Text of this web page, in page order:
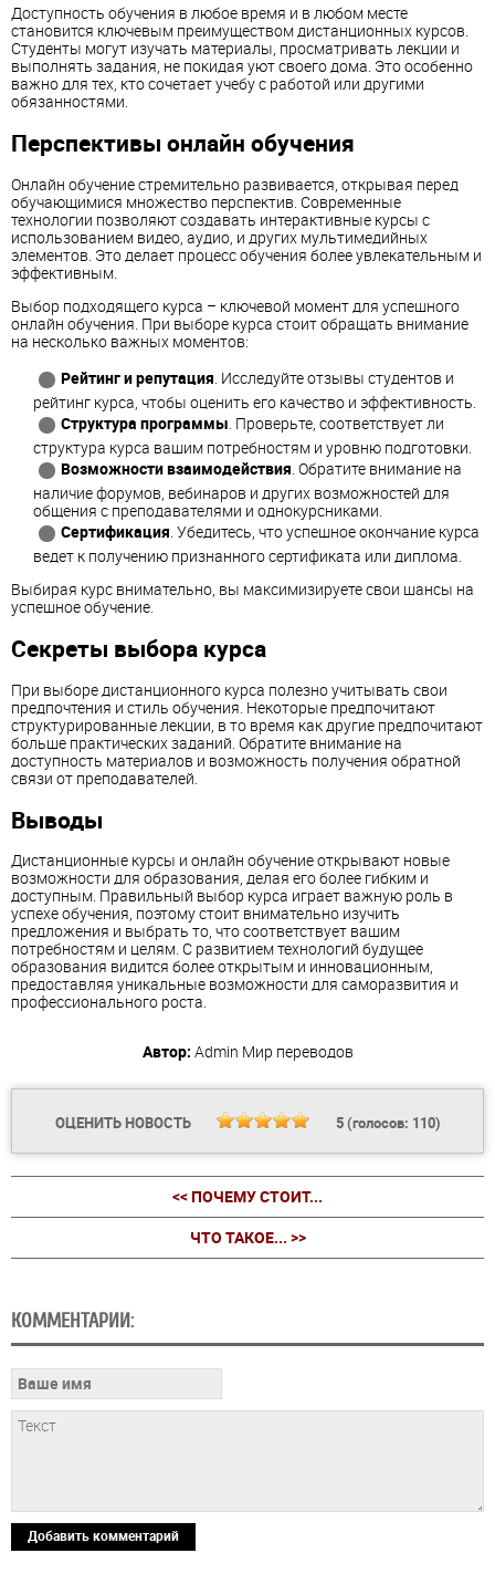
Доступность обучения в любое время и в любом месте
становится ключевым преимуществом дистанционных курсов.
Студенты могут изучать материалы, просматривать лекции и
выполнять задания, не покидая уют своего дома. Это особенно
важно для тех, кто сочетает учебу с работой или другими
обязанностями.
Перспективы онлайн обучения
Онлайн обучение стремительно развивается, открывая перед
обучающимися множество перспектив. Современные
технологии позволяют создавать интерактивные курсы с
использованием видео, аудио, и других мультимедийных
элементов. Это делает процесс обучения более увлекательным и
эффективным.
Выбор подходящего курса – ключевой момент для успешного
онлайн обучения. При выборе курса стоит обращать внимание
на несколько важных моментов:
Рейтинг и репутация. Исследуйте отзывы студентов и
рейтинг курса, чтобы оценить его качество и эффективность.
Структура программы. Проверьте, соответствует ли
структура курса вашим потребностям и уровню подготовки.
Возможности взаимодействия. Обратите внимание на
наличие форумов, вебинаров и других возможностей для
общения с преподавателями и однокурсниками.
Сертификация. Убедитесь, что успешное окончание курса
ведет к получению признанного сертификата или диплома.
Выбирая курс внимательно, вы максимизируете свои шансы на
успешное обучение.
Секреты выбора курса
При выборе дистанционного курса полезно учитывать свои
предпочтения и стиль обучения. Некоторые предпочитают
структурированные лекции, в то время как другие предпочитают
больше практических заданий. Обратите внимание на
доступность материалов и возможность получения обратной
связи от преподавателей.
Выводы
Дистанционные курсы и онлайн обучение открывают новые
возможности для образования, делая его более гибким и
доступным. Правильный выбор курса играет важную роль в
успехе обучения, поэтому стоит внимательно изучить
предложения и выбрать то, что соответствует вашим
потребностям и целям. С развитием технологий будущее
образования видится более открытым и инновационным,
предоставляя уникальные возможности для саморазвития и
профессионального роста.
Автор: Admin Мир переводов
ОЦЕНИТЬ НОВОСТЬ 5(голосов: 110)
<< ПОЧЕМУ СТОИТ...
ЧТО ТАКОЕ... >>
КОММЕНТАРИИ:
Добавить комментарий